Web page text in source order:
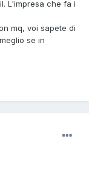
L'impresa che fa i
mq, voi sapete di
se in